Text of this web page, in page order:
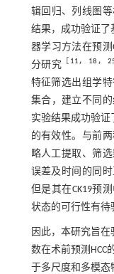
辑回归、列线图等
结果，成功验证了
器学习方法在预
分研究 ［ 11， 18 ，
特征筛选出组学
集合，建立不同
实验结果成功验证
的有效性。与前
略人工提取、筛
误差及时间的同
但是其在CK19预
状态的可行性有待
因此，本研究旨
数在术前预测HCC
于多尺度和多模态